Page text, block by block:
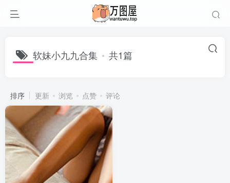
软妹小九九合集 共1篇
排序 更新 浏览 点赞 评论